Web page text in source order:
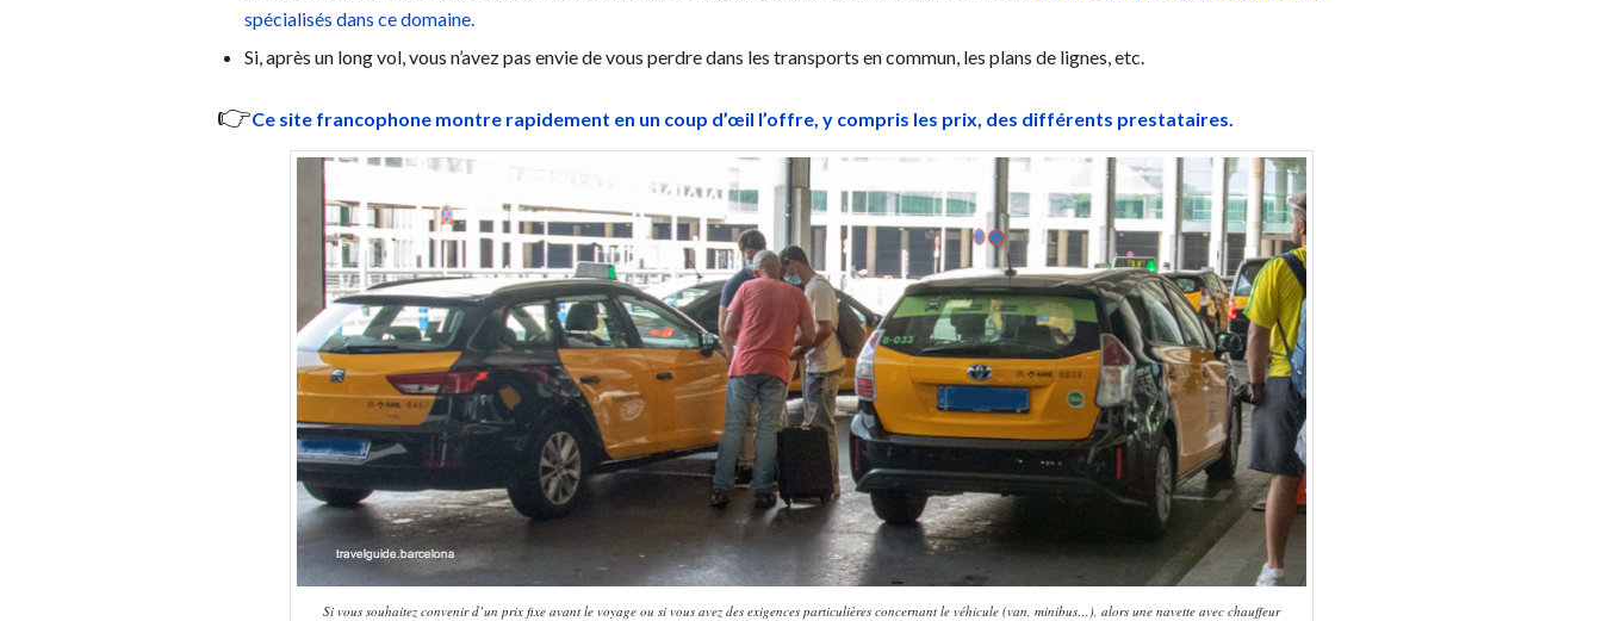
spécialisés dans ce domaine.
Si, après un long vol, vous n’avez pas envie de vous perdre dans les transports en commun, les plans de lignes, etc.
👉Ce site francophone montre rapidement en un coup d’œil l’offre, y compris les prix, des différents prestataires.
Si vous souhaitez convenir d’un prix fixe avant le voyage ou si vous avez des exigences particulières concernant le véhicule (van, minibus…), alors une navette avec chauffeur